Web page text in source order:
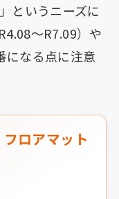
というニーズに
〜R7.09）や
になる点に注意
ロアマット